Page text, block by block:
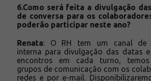
6.Como será feita a divulgação
de conversa para os
poderão participar neste ano?
Renata: O RH tem um canal de
interna para divulgação das datas
encontros em cada turno,
grupos de comunicação com os
redes e por e-mail.